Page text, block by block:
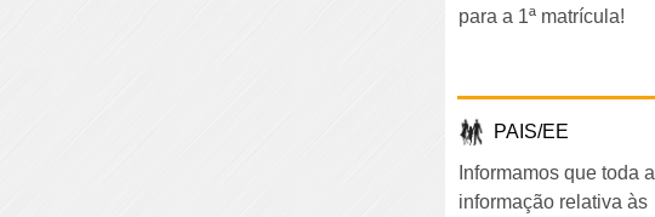
para a 1ª matrícula!
PAIS/EE
Informamos que toda a
informação relativa às